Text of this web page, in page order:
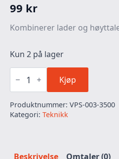
99 kr
Kombinerer lader og
Kun 2 på lager
Veho
Pebble™
Aria
Nødlader
antall
Kjøp
Produktnummer: VPS-003-3500
Kategori: Teknikk
Beskrivelse Omtaler (0)